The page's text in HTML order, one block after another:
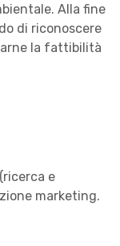
Alla fine
di riconoscere
la fattibilità
e
marketing.